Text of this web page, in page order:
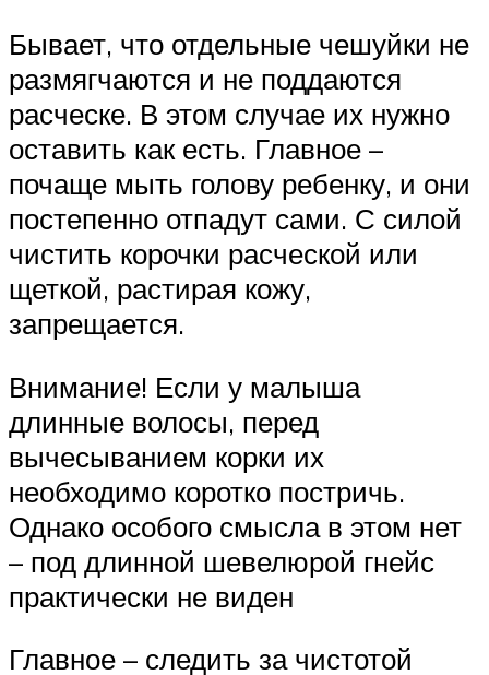
Бывает, что отдельные чешуйки не
размягчаются и не поддаются
расческе. В этом случае их нужно
оставить как есть. Главное –
почаще мыть голову ребенку, и они
постепенно отпадут сами. С силой
чистить корочки расческой или
щеткой, растирая кожу,
запрещается.
Внимание! Если у малыша
длинные волосы, перед
вычесыванием корки их
необходимо коротко постричь.
Однако особого смысла в этом нет
– под длинной шевелюрой гнейс
практически не виден
Главное – следить за чистотой